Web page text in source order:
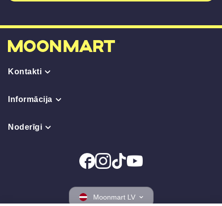
Kontakti
Informācija
Noderīgi
Moonmart LV